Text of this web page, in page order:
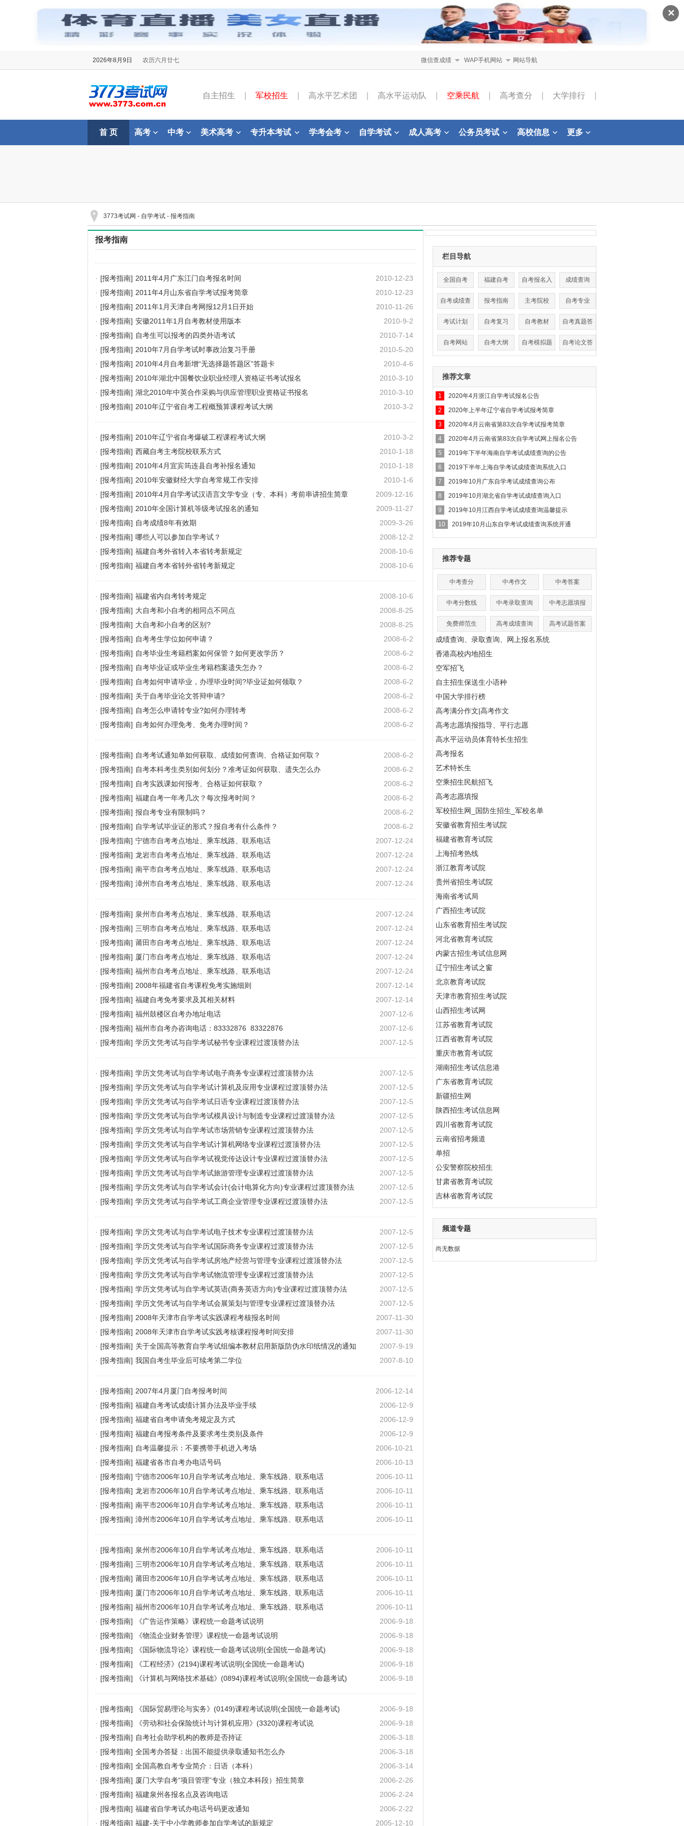
✕
2026年8月9日 农历六月廿七 微信查成绩 WAP手机网站 网站导航
自主招生 军校招生 高水平艺术团 高水平运动队 空乘民航 高考查分 大学排行
首 页 高考 中考 美术高考 专升本考试 学考会考 自学考试 成人高考 公务员考试 高校信息 更多
3773考试网 - 自学考试 - 报考指南
报考指南
2010-12-23
· [报考指南] 2011年4月广东江门自考报名时间
2010-12-23
· [报考指南] 2011年4月山东省自学考试报考简章
2010-11-26
· [报考指南] 2011年1月天津自考网报12月1日开始
2010-9-2
· [报考指南] 安徽2011年1月自考教材使用版本
2010-7-14
· [报考指南] 自考生可以报考的四类外语考试
2010-5-20
· [报考指南] 2010年7月自学考试时事政治复习手册
2010-4-6
· [报考指南] 2010年4月自考新增“无选择题答题区”答题卡
2010-3-10
· [报考指南] 2010年湖北中国餐饮业职业经理人资格证书考试报名
2010-3-10
· [报考指南] 湖北2010年中英合作采购与供应管理职业资格证书报名
2010-3-2
· [报考指南] 2010年辽宁省自考工程概预算课程考试大纲
2010-3-2
· [报考指南] 2010年辽宁省自考爆破工程课程考试大纲
2010-1-18
· [报考指南] 西藏自考主考院校联系方式
2010-1-18
· [报考指南] 2010年4月宜宾筠连县自考补报名通知
2010-1-6
· [报考指南] 2010年安徽财经大学自考常规工作安排
2009-12-16
· [报考指南] 2010年4月自学考试汉语言文学专业（专、本科）考前串讲招生简章
2009-11-27
· [报考指南] 2010年全国计算机等级考试报名的通知
2009-3-26
· [报考指南] 自考成绩8年有效期
2008-12-2
· [报考指南] 哪些人可以参加自学考试？
2008-10-6
· [报考指南] 福建自考外省转入本省转考新规定
2008-10-6
· [报考指南] 福建自考本省转外省转考新规定
2008-10-6
· [报考指南] 福建省内自考转考规定
2008-8-25
· [报考指南] 大自考和小自考的相同点不同点
2008-8-25
· [报考指南] 大自考和小自考的区别?
2008-6-2
· [报考指南] 自考考生学位如何申请？
2008-6-2
· [报考指南] 自考毕业生考籍档案如何保管？如何更改学历？
2008-6-2
· [报考指南] 自考毕业证或毕业生考籍档案遗失怎办？
2008-6-2
· [报考指南] 自考如何申请毕业，办理毕业时间?毕业证如何领取？
2008-6-2
· [报考指南] 关于自考毕业论文答辩申请?
2008-6-2
· [报考指南] 自考怎么申请转专业?如何办理转考
2008-6-2
· [报考指南] 自考如何办理免考、免考办理时间？
2008-6-2
· [报考指南] 自考考试通知单如何获取、成绩如何查询、合格证如何取？
2008-6-2
· [报考指南] 自考本科考生类别如何划分？准考证如何获取、遗失怎么办
2008-6-2
· [报考指南] 自考实践课如何报考、合格证如何获取？
2008-6-2
· [报考指南] 福建自考一年考几次？每次报考时间？
2008-6-2
· [报考指南] 报自考专业有限制吗？
2008-6-2
· [报考指南] 自学考试毕业证的形式？报自考有什么条件？
2007-12-24
· [报考指南] 宁德市自考考点地址、乘车线路、联系电话
2007-12-24
· [报考指南] 龙岩市自考考点地址、乘车线路、联系电话
2007-12-24
· [报考指南] 南平市自考考点地址、乘车线路、联系电话
2007-12-24
· [报考指南] 漳州市自考考点地址、乘车线路、联系电话
2007-12-24
· [报考指南] 泉州市自考考点地址、乘车线路、联系电话
2007-12-24
· [报考指南] 三明市自考考点地址、乘车线路、联系电话
2007-12-24
· [报考指南] 莆田市自考考点地址、乘车线路、联系电话
2007-12-24
· [报考指南] 厦门市自考考点地址、乘车线路、联系电话
2007-12-24
· [报考指南] 福州市自考考点地址、乘车线路、联系电话
2007-12-14
· [报考指南] 2008年福建省自考课程免考实施细则
2007-12-14
· [报考指南] 福建自考免考要求及其相关材料
2007-12-6
· [报考指南] 福州鼓楼区自考办地址电话
2007-12-6
· [报考指南] 福州市自考办咨询电话：83332876 83322876
2007-12-5
· [报考指南] 学历文凭考试与自学考试秘书专业课程过渡顶替办法
2007-12-5
· [报考指南] 学历文凭考试与自学考试电子商务专业课程过渡顶替办法
2007-12-5
· [报考指南] 学历文凭考试与自学考试计算机及应用专业课程过渡顶替办法
2007-12-5
· [报考指南] 学历文凭考试与自学考试日语专业课程过渡顶替办法
2007-12-5
· [报考指南] 学历文凭考试与自学考试模具设计与制造专业课程过渡顶替办法
2007-12-5
· [报考指南] 学历文凭考试与自学考试市场营销专业课程过渡顶替办法
2007-12-5
· [报考指南] 学历文凭考试与自学考试计算机网络专业课程过渡顶替办法
2007-12-5
· [报考指南] 学历文凭考试与自学考试视觉传达设计专业课程过渡顶替办法
2007-12-5
· [报考指南] 学历文凭考试与自学考试旅游管理专业课程过渡顶替办法
2007-12-5
· [报考指南] 学历文凭考试与自学考试会计(会计电算化方向)专业课程过渡顶替办法
2007-12-5
· [报考指南] 学历文凭考试与自学考试工商企业管理专业课程过渡顶替办法
2007-12-5
· [报考指南] 学历文凭考试与自学考试电子技术专业课程过渡顶替办法
2007-12-5
· [报考指南] 学历文凭考试与自学考试国际商务专业课程过渡顶替办法
2007-12-5
· [报考指南] 学历文凭考试与自学考试房地产经营与管理专业课程过渡顶替办法
2007-12-5
· [报考指南] 学历文凭考试与自学考试物流管理专业课程过渡顶替办法
2007-12-5
· [报考指南] 学历文凭考试与自学考试英语(商务英语方向)专业课程过渡顶替办法
2007-12-5
· [报考指南] 学历文凭考试与自学考试会展策划与管理专业课程过渡顶替办法
2007-11-30
· [报考指南] 2008年天津市自学考试实践课程考核报名时间
2007-11-30
· [报考指南] 2008年天津市自学考试实践考核课程报考时间安排
2007-9-19
· [报考指南] 关于全国高等教育自学考试组编本教材启用新版防伪水印纸情况的通知
2007-8-10
· [报考指南] 我国自考生毕业后可续考第二学位
2006-12-14
· [报考指南] 2007年4月厦门自考报考时间
2006-12-9
· [报考指南] 福建自考考试成绩计算办法及毕业手续
2006-12-9
· [报考指南] 福建省自考申请免考规定及方式
2006-12-9
· [报考指南] 福建自考报考条件及要求考生类别及条件
2006-10-21
· [报考指南] 自考温馨提示：不要携带手机进入考场
2006-10-13
· [报考指南] 福建省各市自考办电话号码
2006-10-11
· [报考指南] 宁德市2006年10月自学考试考点地址、乘车线路、联系电话
2006-10-11
· [报考指南] 龙岩市2006年10月自学考试考点地址、乘车线路、联系电话
2006-10-11
· [报考指南] 南平市2006年10月自学考试考点地址、乘车线路、联系电话
2006-10-11
· [报考指南] 漳州市2006年10月自学考试考点地址、乘车线路、联系电话
2006-10-11
· [报考指南] 泉州市2006年10月自学考试考点地址、乘车线路、联系电话
2006-10-11
· [报考指南] 三明市2006年10月自学考试考点地址、乘车线路、联系电话
2006-10-11
· [报考指南] 莆田市2006年10月自学考试考点地址、乘车线路、联系电话
2006-10-11
· [报考指南] 厦门市2006年10月自学考试考点地址、乘车线路、联系电话
2006-10-11
· [报考指南] 福州市2006年10月自学考试考点地址、乘车线路、联系电话
2006-9-18
· [报考指南]
《广告运作策略》课程统一命题考试说明
2006-9-18
· [报考指南]
《物流企业财务管理》课程统一命题考试说明
2006-9-18
· [报考指南]
《国际物流导论》课程统一命题考试说明(全国统一命题考试)
2006-9-18
· [报考指南]
《工程经济》(2194)课程考试说明(全国统一命题考试)
2006-9-18
· [报考指南] 《计算机与网络技术基础》(0894)课程考试说明(全国统一命题考试)
2006-9-18
· [报考指南]
《国际贸易理论与实务》(0149)课程考试说明(全国统一命题考试)
2006-9-18
· [报考指南]
《劳动和社会保险统计与计算机应用》(3320)课程考试说
2006-3-18
· [报考指南] 自考社会助学机构的教师是否持证
2006-3-18
· [报考指南] 全国考办答疑：出国不能提供录取通知书怎么办
2006-3-14
· [报考指南] 全国高教自考专业简介：日语（本科）
2006-2-26
· [报考指南] 厦门大学自考“项目管理”专业（独立本科段）招生简章
2006-2-24
· [报考指南] 福建泉州各报名点及咨询电话
2006-2-22
· [报考指南] 福建省自学考试办电话号码更改通知
2005-12-10
· [报考指南] 福建-关于中小学教师参加自学考试的新规定
栏目导航
全国自考 福建自考 自考报名入
口
成绩查询
自考成绩查
询
报考指南 主考院校 自考专业
考试计划 自考复习 自考教材 自考真题答
案
自考网站
自考大纲 自考模拟题 自考论文答
辩
推荐文章
1
2020年4月浙江自学考试报名公告
2
2020年上半年辽宁省自学考试报考简章
3
2020年4月云南省第83次自学考试报考简章
4
2020年4月云南省第83次自学考试网上报名公告
5
2019年下半年海南自学考试成绩查询的公告
6
2019下半年上海自学考试成绩查询系统入口
7
2019年10月广东自学考试成绩查询公布
8
2019年10月湖北省自学考试成绩查询入口
9
2019年10月江西自学考试成绩查询温馨提示
10
2019年10月山东自学考试成绩查询系统开通
推荐专题
中考查分 中考作文 中考答案
中考分数线 中考录取查询 中考志愿填报
免费师范生 高考成绩查询 高考试题答案
成绩查询、录取查询、网上报名系统
香港高校内地招生
空军招飞
自主招生保送生小语种
中国大学排行榜
高考满分作文|高考作文
高考志愿填报指导、平行志愿
高水平运动员体育特长生招生
高考报名
艺术特长生
空乘招生民航招飞
高考志愿填报
军校招生网_国防生招生_军校名单
安徽省教育招生考试院
福建省教育考试院
上海招考热线
浙江教育考试院
贵州省招生考试院
海南省考试局
广西招生考试院
山东省教育招生考试院
河北省教育考试院
内蒙古招生考试信息网
辽宁招生考试之窗
北京教育考试院
天津市教育招生考试院
山西招生考试网
江苏省教育考试院
江西省教育考试院
重庆市教育考试院
湖南招生考试信息港
广东省教育考试院
新疆招生网
陕西招生考试信息网
四川省教育考试院
云南省招考频道
单招
公安警察院校招生
甘肃省教育考试院
吉林省教育考试院
频道专题
尚无数据